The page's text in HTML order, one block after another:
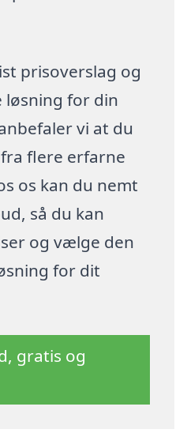
prisoverslag og
løsning for din
vi at du
flere erfarne
os kan du nemt
så du kan
og vælge den
for dit
gratis og